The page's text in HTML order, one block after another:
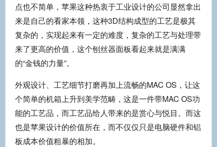
点也不简单，苹果这种热衷于工业设计的公司显然拿出
来是自己的看家本领，这种3D结构成型的工艺是极其
复杂的，实现起来有一定的难度，复杂的工艺与处理带
来了更高的价值，这个刨丝器面板看起来就是满满
的“金钱的力量”。
外观设计、工艺细节打磨再加上流畅的MAC OS，让这
个简单的机箱上升到美学范畴，这是一件带MAC OS功
能的工艺品，而工艺品给人带来的是赏心与悦目。而这
也是苹果设计的价值所在，而不仅仅只是电脑硬件和铝
板成本价值粗暴的相加。